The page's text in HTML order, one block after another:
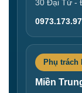
30 Đại Từ -
Phụ trách
Miền